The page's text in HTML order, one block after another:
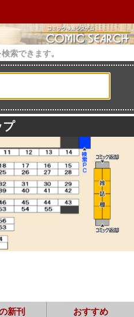
索できます。
プ
新刊 おすすめ